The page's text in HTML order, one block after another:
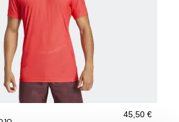
45,50 €